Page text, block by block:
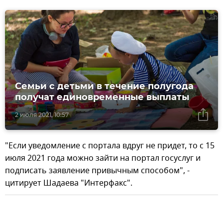
2 июля 2021, 10:57
Семьи с детьми в течение полугода
получат единовременные выплаты
"Если уведомление с портала вдруг не придет, то с 15
июля 2021 года можно зайти на портал госуслуг и
подписать заявление привычным способом", -
цитирует Шадаева "Интерфакс".